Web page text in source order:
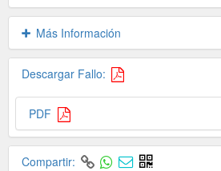
Más Información
Descargar Fallo:
PDF
Compartir: